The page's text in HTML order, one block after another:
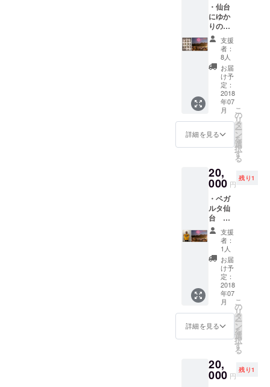
済、交通問
題など、
様々な角度
からまちづ
くりを考
え、実践し
てまいりま
した。「無
医村医療」
「歩行者天
国」「宮城
「循環バス
路線」「ト
ライアスロ
ン仙台国際
「フィリピ
ン青少年交
流事業」
「リバーサ
イド青少年
交流事業」
年招へい事
情報交換会
大井戸端会
・仙台
にゆか
りのあ
るプロ
野球選
手を中
心にし
たプロ
野球選
手サイ
ンボー
ル１個
をお返
しま
す。 ・
仲の瀬
ンド
（イ
ス）２
席をお
返しし
ます。
また、
８月５
日の河
北新報
朝刊へ
の新聞
広告の
記載
し、支
援の御
礼を発
す。※７
日まで
支援し
て頂い
支援
者：
8人
お届
け予
定：
2018
年07
月
詳細を見る
こ
の
リ
タ
ー
ン
を
選
択
す
る
20,
000 円
残り1
・ベガ
ルタ仙
台 石
原直樹
選手サ
イン入
りユニ
フォー
ムをお
返しま
す。 ・
仲の瀬
グラウ
ンド
（イ
ス）２
返しし
ます。
また、
支援
者：
1人
お届
け予
定：
2018
年07
月
詳細を見る
こ
の
リ
タ
ー
ン
を
選
択
す
る
20,
000 円
残り1